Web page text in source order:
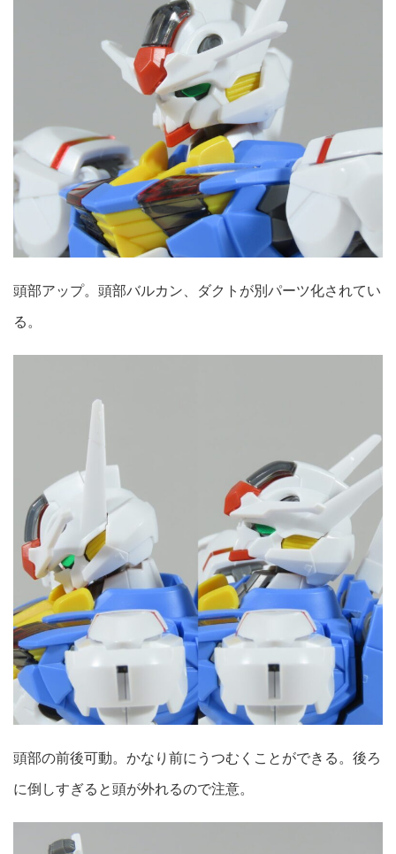
頭部アップ。頭部バルカン、ダクトが別パーツ化されてい
る。
頭部の前後可動。かなり前にうつむくことができる。後ろ
に倒しすぎると頭が外れるので注意。